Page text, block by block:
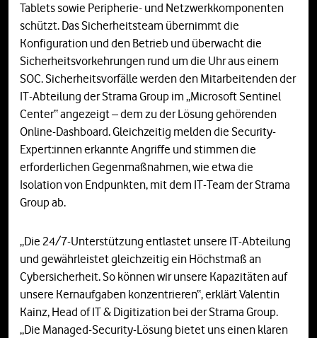
Tablets sowie Peripherie- und Netzwerkkomponenten
schützt. Das Sicherheitsteam übernimmt die
Konfiguration und den Betrieb und überwacht die
Sicherheitsvorkehrungen rund um die Uhr aus einem
SOC. Sicherheitsvorfälle werden den Mitarbeitenden der
IT-Abteilung der Strama Group im „Microsoft Sentinel
Center“ angezeigt – dem zu der Lösung gehörenden
Online-Dashboard. Gleichzeitig melden die Security-
Expert:innen erkannte Angriffe und stimmen die
erforderlichen Gegenmaßnahmen, wie etwa die
Isolation von Endpunkten, mit dem IT-Team der Strama
Group ab.
„Die 24/7-Unterstützung entlastet unsere IT-Abteilung
und gewährleistet gleichzeitig ein Höchstmaß an
Cybersicherheit. So können wir unsere Kapazitäten auf
unsere Kernaufgaben konzentrieren“, erklärt Valentin
Kainz, Head of IT & Digitization bei der Strama Group.
„Die Managed-Security-Lösung bietet uns einen klaren